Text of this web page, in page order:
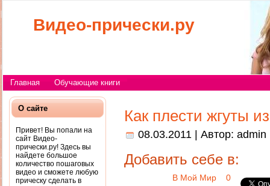
Видео-прически.ру
Главная Обучающие книги
О сайте
Привет! Вы попали на
сайт Видео-
прически.ру! Здесь вы
найдете большое
количество пошаговых
видео и сможете любую
прическу сделать в
Как плести жгуты
08.03.2011 | Автор: admin
Добавить себе в:
В Мой Мир 0